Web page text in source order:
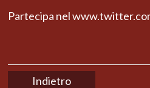
Partecipa nel
Indietro